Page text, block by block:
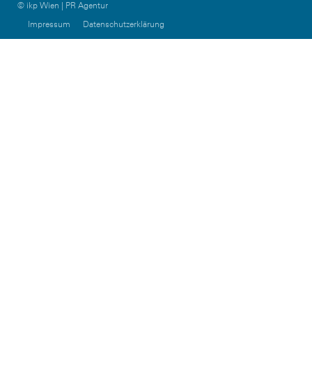
© ikp Wien | PR Agentur
Impressum
Datenschutzerklärung